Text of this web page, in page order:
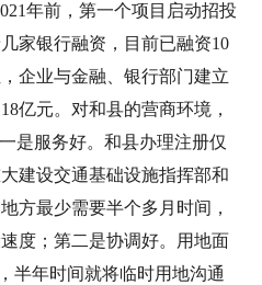
年前，第一个项目启动招投
家银行融资，目前已融资10
企业与金融、银行部门建立
亿元。对和县的营商环境，
是服务好。和县办理注册仅
建设交通基础设施指挥部和
方最少需要半个多月时间，
度；第二是协调好。用地面
半年时间就将临时用地沟通